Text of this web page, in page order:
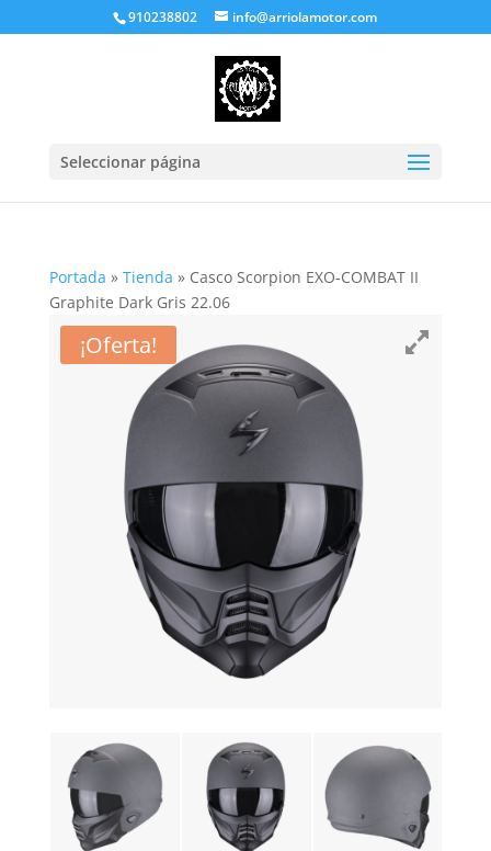
910238802 info@arriolamotor.com
Seleccionar página
Portada » Tienda » Casco Scorpion EXO-COMBAT II
Graphite Dark Gris 22.06
¡Oferta!